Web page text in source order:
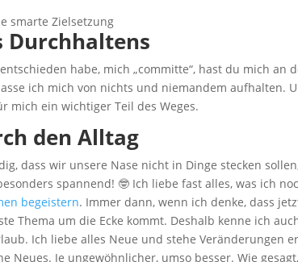
Durchhaltens
habe, mich „committe“, hast du mich an
ich mich von nichts und niemandem aufhalten.
mich ein wichtiger Teil des Weges.
den Alltag
dass wir unsere Nase nicht in Dinge stecken
spannend! 🤓 Ich liebe fast alles, was ich
begeistern. Immer dann, wenn ich denke, dass
Thema um die Ecke kommt. Deshalb kenne ich
Ich liebe alles Neue und stehe Veränderungen
Neues. Je ungewöhnlicher, umso besser. Wie